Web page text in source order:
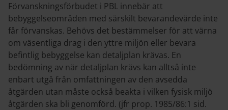
Förvanskningsförbudet i PBL innebär att
bebyggelseområden med särskilt bevarandevärde inte
får förvanskas. Behövs det bestämmelser för att värna
om väsentliga drag i den yttre miljön eller bevara
befintlig bebyggelse kan detaljplan krävas. En
bedömning av när detaljplan krävs kan alltså inte
enbart utgå från omfattningen av den avsedda
åtgärden utan måste också beakta i vilken fysisk miljö
åtgärden ska bli genomförd. (jfr prop. 1985/86:1 sid.